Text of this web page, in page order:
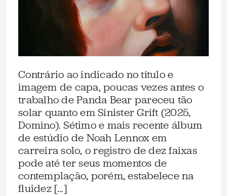
Contrário ao indicado no título e
imagem de capa, poucas vezes antes o
trabalho de Panda Bear pareceu tão
solar quanto em Sinister Grift (2025,
Domino). Sétimo e mais recente álbum
de estúdio de Noah Lennox em
carreira solo, o registro de dez faixas
pode até ter seus momentos de
contemplação, porém, estabelece na
fluidez […]